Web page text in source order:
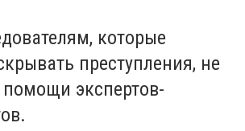
которые
преступления, не
помощи экспертов-